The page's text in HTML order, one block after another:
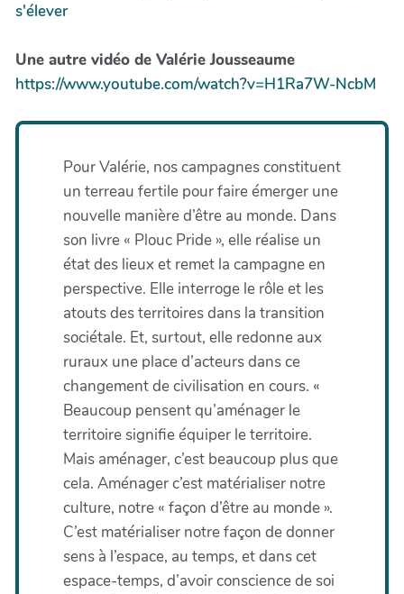
s'élever
Une autre vidéo de Valérie Jousseaume
https://www.youtube.com/watch?v=H1Ra7W-NcbM
Pour Valérie, nos campagnes constituent
un terreau fertile pour faire émerger une
nouvelle manière d’être au monde. Dans
son livre « Plouc Pride », elle réalise un
état des lieux et remet la campagne en
perspective. Elle interroge le rôle et les
atouts des territoires dans la transition
sociétale. Et, surtout, elle redonne aux
ruraux une place d’acteurs dans ce
changement de civilisation en cours. «
Beaucoup pensent qu’aménager le
territoire signifie équiper le territoire.
Mais aménager, c’est beaucoup plus que
cela. Aménager c’est matérialiser notre
culture, notre « façon d’être au monde ».
C’est matérialiser notre façon de donner
sens à l’espace, au temps, et dans cet
espace-temps, d’avoir conscience de soi